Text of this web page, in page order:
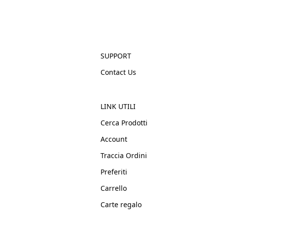
SUPPORT
Contact Us
LINK UTILI
Cerca Prodotti
Account
Traccia Ordini
Preferiti
Carrello
Carte regalo